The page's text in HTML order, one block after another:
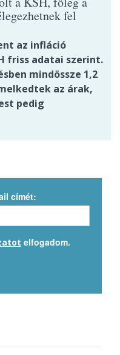
fel
az infláció
friss adatai szerint.
mindössze 1,2
az árak,
pedig
címét:
elfogadom.